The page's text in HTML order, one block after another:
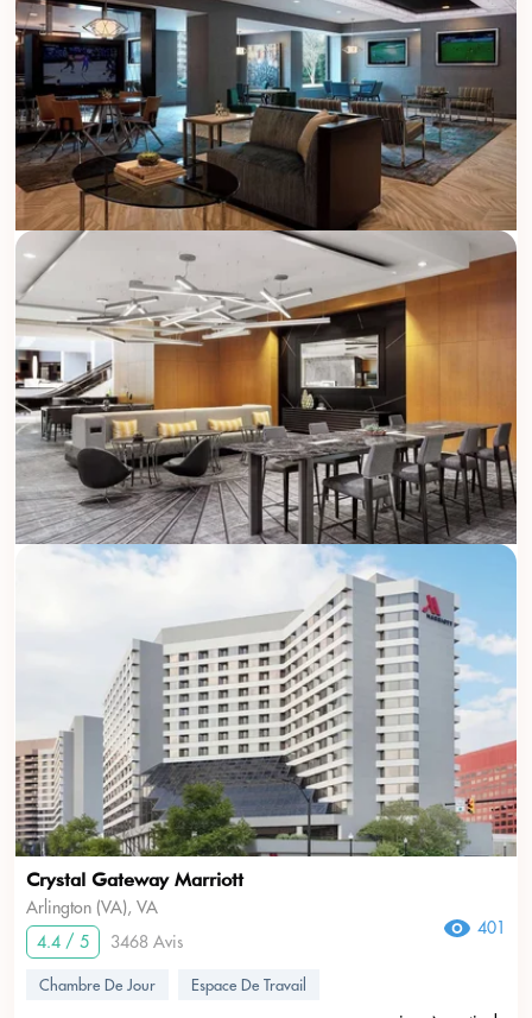
Crystal Gateway Marriott
Arlington (VA), VA
4.4 / 5
3468 Avis
401
Chambre De Jour Espace De Travail